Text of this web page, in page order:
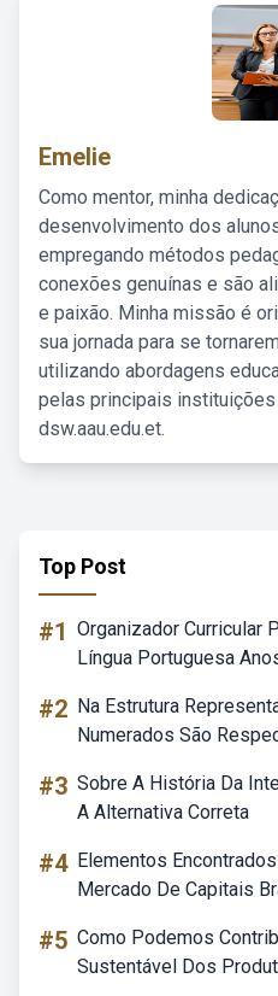
Emelie
Como mentor, minha
desenvolvimento dos
empregando métodos
conexões genuínas e são
e paixão. Minha missão é
sua jornada para se
utilizando abordagens
pelas principais
dsw.aau.edu.et.
Top Post
#1 Organizador Curricular
Língua Portuguesa
#2 Na Estrutura
Numerados São
#3 Sobre A História Da
A Alternativa Correta
#4 Elementos
Mercado De Capitais
#5 Como Podemos
Sustentável Dos